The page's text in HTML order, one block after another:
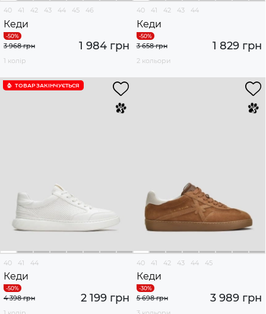
40 41 42 43 44 45 46
Кеди
1 984 грн
3 968 грн
1 колір
40 41 42 43 44
Кеди
1 829 грн
3 658 грн
2 кольори
ТОВАР ЗАКІНЧУЄTЬСЯ
40 41 44
Кеди
2 199 грн
4 398 грн
40 41 42 43 44 45
Кеди
3 989 грн
5 698 грн